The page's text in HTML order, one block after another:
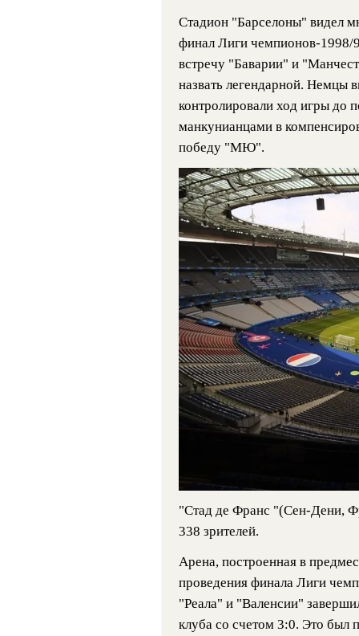
Стадион "Барселоны" видел
финал Лиги чемпионов-1998/
встречу "Баварии" и
назвать легендарной. Немцы
контролировали ход игры до
манкунианцами в
победу "МЮ".
"Стад де Франс "(Сен-Дени,
338 зрителей.
Арена, построенная в
проведения финала Лиги
"Реала" и "Валенсии"
клуба со счетом 3:0. Это был